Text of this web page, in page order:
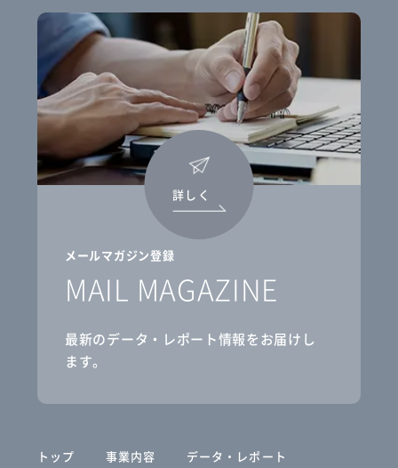
メールマガジン登録
MAIL MAGAZINE
最新のデータ・レポート情報をお届けし
ます。
詳しく
トップ 事業内容
データ・レポート